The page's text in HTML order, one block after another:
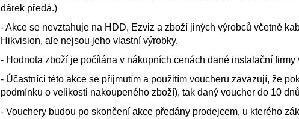
dárek předá.)
- Akce se nevztahuje na HDD, Ezviz a zboží jiných výrobců včetně
Hikvision, ale nejsou jeho vlastní výrobky.
- Hodnota zboží je počítána v nákupních cenách dané instalační firmy
- Účastníci této akce se přijmutím a použitím voucheru zavazují, že
podmínku o velikosti nakoupeného zboží), tak daný voucher do 10
- Vouchery budou po skončení akce předány prodejcem, u kterého